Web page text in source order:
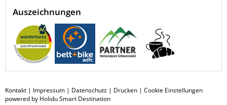
Auszeichnungen
Kontakt | Impressum | Datenschutz | Drucken | Cookie Einstellungen
powered by Holidu Smart Destination